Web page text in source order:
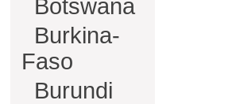
Botswana
Burkina-
Faso
Burundi